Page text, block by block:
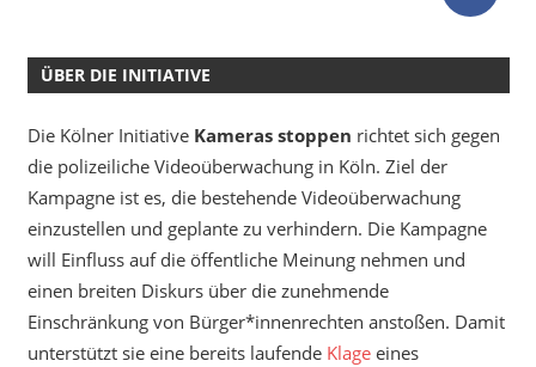
ÜBER DIE INITIATIVE
Die Kölner Initiative Kameras stoppen richtet sich gegen
die polizeiliche Videoüberwachung in Köln. Ziel der
Kampagne ist es, die bestehende Videoüberwachung
einzustellen und geplante zu verhindern. Die Kampagne
will Einfluss auf die öffentliche Meinung nehmen und
einen breiten Diskurs über die zunehmende
Einschränkung von Bürger*innenrechten anstoßen. Damit
unterstützt sie eine bereits laufende Klageeines